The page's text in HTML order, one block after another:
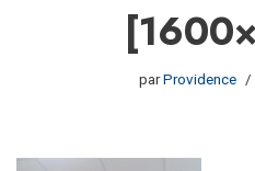
parProvidence